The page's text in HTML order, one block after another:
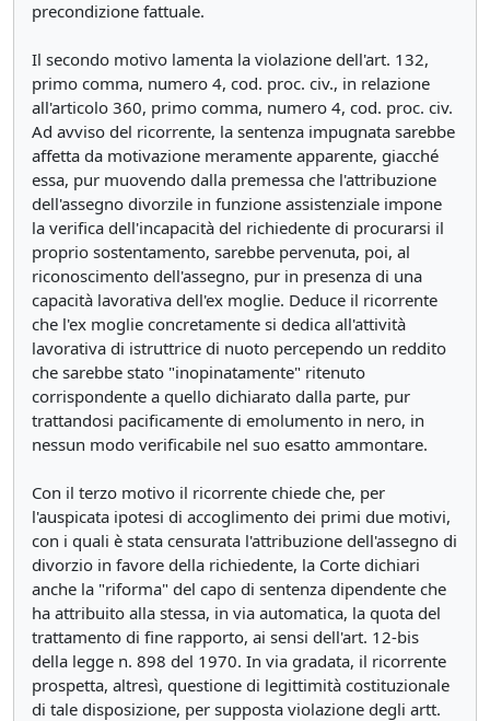
precondizione fattuale.
Il secondo motivo lamenta la violazione dell'art. 132,
primo comma, numero 4, cod. proc. civ., in relazione
all'articolo 360, primo comma, numero 4, cod. proc. civ.
Ad avviso del ricorrente, la sentenza impugnata sarebbe
affetta da motivazione meramente apparente, giacché
essa, pur muovendo dalla premessa che l'attribuzione
dell'assegno divorzile in funzione assistenziale impone
la verifica dell'incapacità del richiedente di procurarsi il
proprio sostentamento, sarebbe pervenuta, poi, al
riconoscimento dell'assegno, pur in presenza di una
capacità lavorativa dell'ex moglie. Deduce il ricorrente
che l'ex moglie concretamente si dedica all'attività
lavorativa di istruttrice di nuoto percependo un reddito
che sarebbe stato "inopinatamente" ritenuto
corrispondente a quello dichiarato dalla parte, pur
trattandosi pacificamente di emolumento in nero, in
nessun modo verificabile nel suo esatto ammontare.
Con il terzo motivo il ricorrente chiede che, per
l'auspicata ipotesi di accoglimento dei primi due motivi,
con i quali è stata censurata l'attribuzione dell'assegno di
divorzio in favore della richiedente, la Corte dichiari
anche la "riforma" del capo di sentenza dipendente che
ha attribuito alla stessa, in via automatica, la quota del
trattamento di fine rapporto, ai sensi dell'art. 12-bis
della legge n. 898 del 1970. In via gradata, il ricorrente
prospetta, altresì, questione di legittimità costituzionale
di tale disposizione, per supposta violazione degli artt.